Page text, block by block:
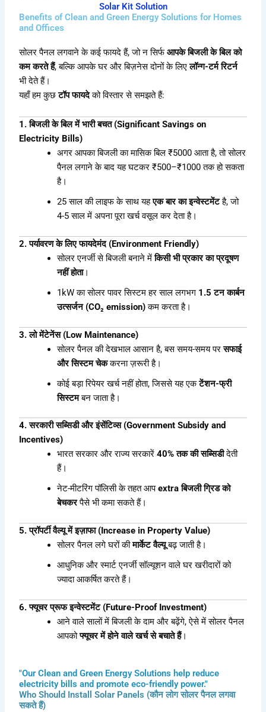
Solar Kit Solution
Benefits of Clean and Green Energy Solutions for Homes
and Offices
सोलर पैनल लगवाने के कई फायदे हैं, जो न सिर्फआपके बिजली के बिल को
कम करते हैं, बल्कि आपके घर और बिज़नेस दोनों के लिएलॉन्ग-टर्म रिटर्न
भी देते हैं।
यहाँ हम कुछटॉप फायदेको विस्तार से समझते हैं:
1. बिजली के बिल में भारी बचत (Significant Savings on
Electricity Bills)
अगर आपका बिजली का मासिक बिल ₹5000 आता है, तो सोलर
पैनल लगाने के बाद यह घटकर ₹500–₹1000 तक हो सकता
है।
25 साल की लाइफ के साथ यहएक बार का इन्वेस्टमेंटहै, जो
4-5 साल में अपना पूरा खर्च वसूल कर देता है।
2. पर्यावरण के लिए फायदेमंद (Environment Friendly)
सोलर एनर्जी से बिजली बनाने मेंकिसी भी प्रकार का प्रदूषण
नहीं होता।
1kW का सोलर पावर सिस्टम हर साल लगभग 1.5 टन कार्बन
उत्सर्जन (CO₂ emission)कम करता है।
3. लो मेंटेनेंस (Low Maintenance)
सोलर पैनल की देखभाल आसान है, बस समय-समय परसफाई
और सिस्टम चेककरना ज़रूरी है।
कोई बड़ा रिपेयर खर्च नहीं होता, जिससे यह एकटेंशन-फ्री
सिस्टमबन जाता है।
4. सरकारी सब्सिडी और इंसेंटिव्स (Government Subsidy and
Incentives)
भारत सरकार और राज्य सरकारें40% तक की सब्सिडीदेती
हैं।
नेट-मीटरिंग पॉलिसी के तहत आपextra बिजली ग्रिड को
बेचकरपैसे भी कमा सकते हैं।
5. प्रॉपर्टी वैल्यू में इज़ाफा (Increase in Property Value)
सोलर पैनल लगे घरों कीमार्केट वैल्यूबढ़ जाती है।
आधुनिक और स्मार्ट एनर्जी सॉल्यूशन वाले घर खरीदारों को
ज्यादा आकर्षित करते हैं।
6. फ्यूचर प्रूफ इन्वेस्टमेंट (Future-Proof Investment)
आने वाले सालों में बिजली के दाम और बढ़ेंगे, ऐसे में सोलर पैनल
आपकोफ्यूचर में होने वाले खर्च से बचाते हैं।
"Our Clean and Green Energy Solutions help reduce
electricity bills and promote eco-friendly power."
Who Should Install Solar Panels (कौन लोग सोलर पैनल लगवा
सकते हैं)